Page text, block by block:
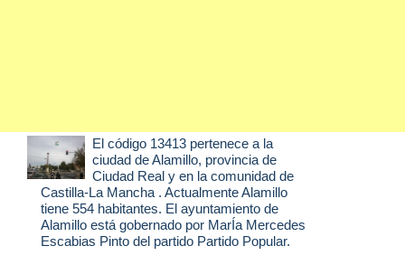
El código 13413 pertenece a la
ciudad deAlamillo, provincia de
Ciudad Real y en la comunidad de
Castilla-La Mancha . Actualmente Alamillo
tiene 554 habitantes. El ayuntamiento de
Alamillo está gobernado por MarÍa Mercedes
Escabias Pinto del partido Partido Popular.